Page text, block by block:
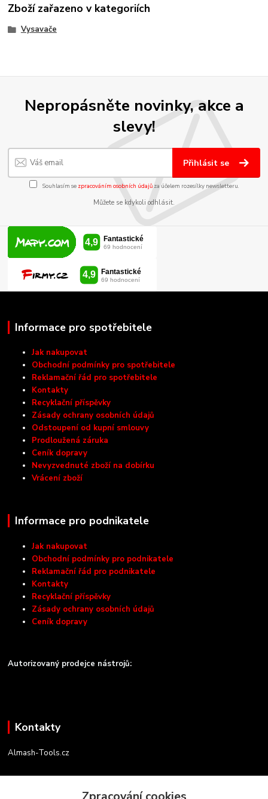
Zboží zařazeno v kategoriích
Vysavače
Nepropásněte novinky, akce a
slevy!
Přihlásit se
Souhlasím se zpracováním osobních údajůza účelem rozesílky newsletteru.
Můžete se kdykoli odhlásit.
Informace pro spotřebitele
Jak nakupovat
Obchodní podmínky pro spotřebitele
Reklamační řád pro spotřebitele
Kontakty
Recyklační příspěvky
Zásady ochrany osobních údajů
Odstoupení od kupní smlouvy
Prodloužená záruka
Ceník dopravy
Nevyzvednuté zboží na dobírku
Vrácení zboží
Informace pro podnikatele
Jak nakupovat
Obchodní podmínky pro podnikatele
Reklamační řád pro podnikatele
Kontakty
Recyklační příspěvky
Zásady ochrany osobních údajů
Ceník dopravy
Autorizovaný prodejce nástrojů:
Kontakty
Almash-Tools.cz
+420 603 145 054